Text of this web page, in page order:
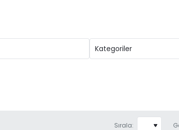
Sırala: